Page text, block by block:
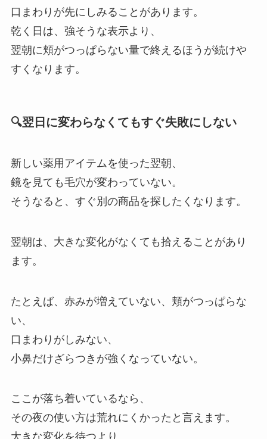
口まわりが先にしみることがあります。
乾く日は、強そうな表示より、
翌朝に頬がつっぱらない量で終えるほうが続けや
すくなります。
🔍翌日に変わらなくてもすぐ失敗にしない
新しい薬用アイテムを使った翌朝、
鏡を見ても毛穴が変わっていない。
そうなると、すぐ別の商品を探したくなります。
翌朝は、大きな変化がなくても拾えることがあり
ます。
たとえば、赤みが増えていない、頬がつっぱらな
い、
口まわりがしみない、
小鼻だけざらつきが強くなっていない。
ここが落ち着いているなら、
その夜の使い方は荒れにくかったと言えます。